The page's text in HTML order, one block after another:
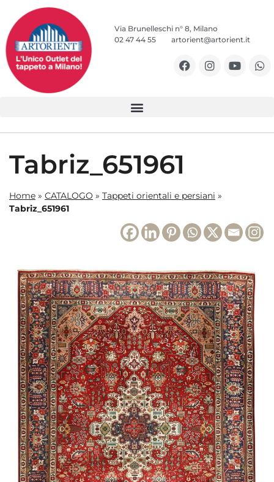
Via Brunelleschi n° 8, Milano
02 47 44 55
artorient@artorient.it
Tabriz_651961
Home » CATALOGO » Tappeti orientali e persiani »
Tabriz_651961